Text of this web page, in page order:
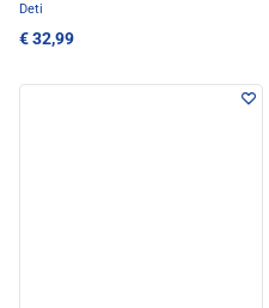
Deti
€ 32,99